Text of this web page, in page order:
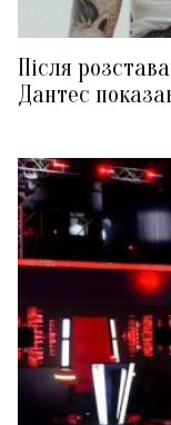
Після
Дантес